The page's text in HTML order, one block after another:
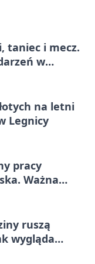
taniec i mecz.
w
na letni
Legnicy
pracy
Ważna
ruszą
wygląda